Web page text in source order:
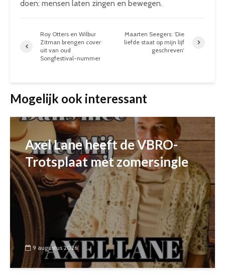
doen: mensen laten zingen en bewegen.
Roy Otters en Wilbur
Zitman brengen cover
uit van oud
Songfestival-nummer
Maarten Seegers: ‘Die
liefde staat op mijn lijf
geschreven’
Mogelijk ook interessant
Axel Lane heeft de VBRO-
Trotsplaat met zomersingle
9 augustus 2026